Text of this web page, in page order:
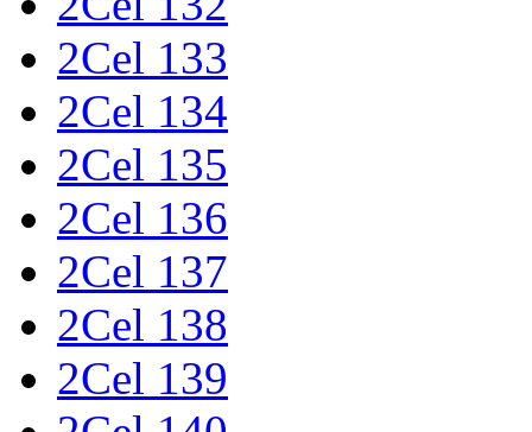
2Cel 133
2Cel 134
2Cel 135
2Cel 136
2Cel 137
2Cel 138
2Cel 139